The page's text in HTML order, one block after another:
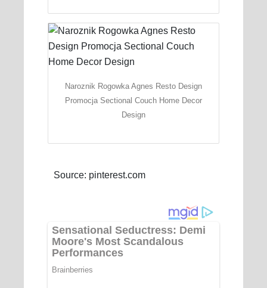
Naroznik Rogowka Agnes Resto Design
Promocja Sectional Couch Home Decor
Design
Source: pinterest.com